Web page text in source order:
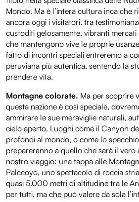
Mondo. Ma è l’intera cultura inca che
ancora oggi i visitatori, tra
custoditi gelosamente, vibranti
che mantengono vive le proprie
fatto di incontri speciali entreremo a
peruviana più autentica, sentendo la
prendere vita.
Montagne colorate. Ma per scoprire
questa nazione è così speciale,
ammirare le sue meraviglie naturali,
cielo aperto. Luoghi come il Canyon
profondi al mondo, o come lo
prepareranno a quello che sarà il
nostro viaggio: una tappa alle
Palccoyo, uno spettacolo di roccia
quasi 5.000 metri di altitudine tra le
per tutti, ma che può valere da sola